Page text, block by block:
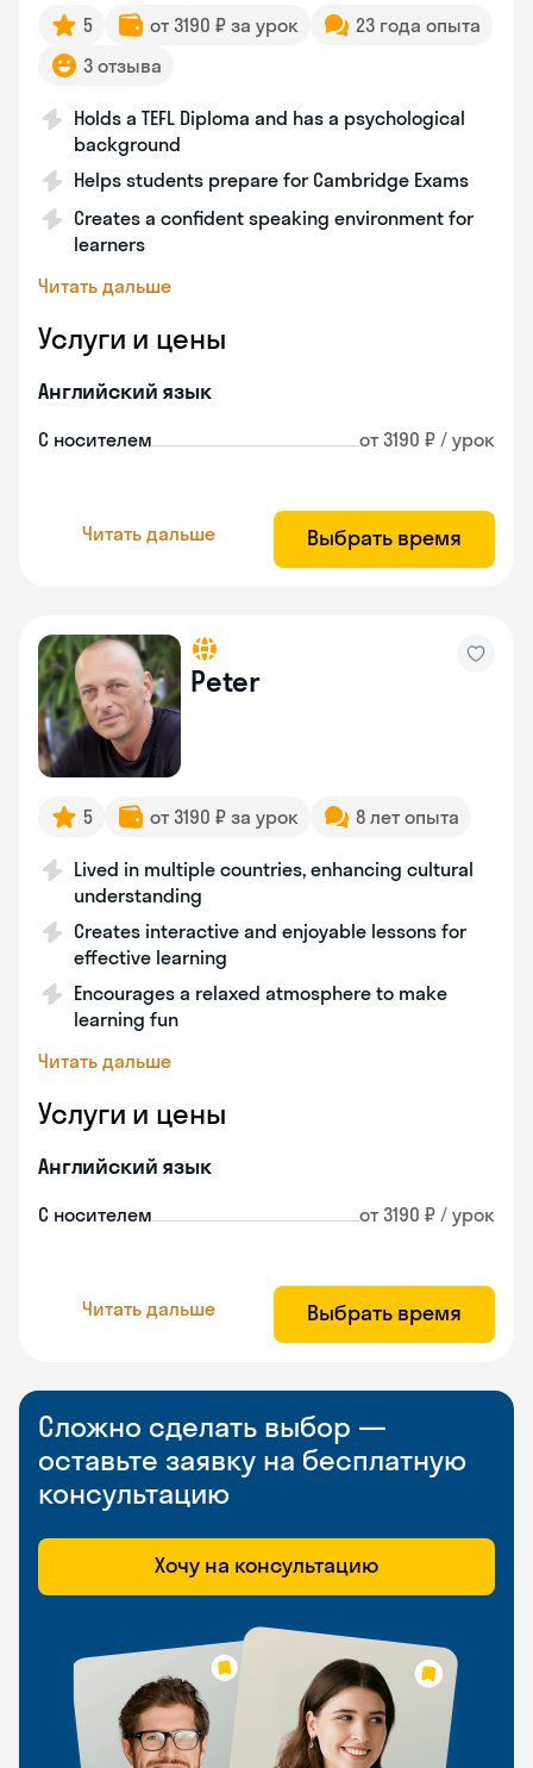
5 от 3190 ₽ за урок
23 года опыта
3 отзыва
Holds a TEFL Diploma and has a psychological
background
Helps students prepare for Cambridge Exams
Creates a confident speaking environment for
learners
Читать дальше
Услуги и цены
Английский язык
С носителем от 3190 ₽ / урок
Читать дальше Выбрать время
Peter
5 от 3190 ₽ за урок 8 лет опыта
Lived in multiple countries, enhancing cultural
understanding
Creates interactive and enjoyable lessons for
effective learning
Encourages a relaxed atmosphere to make
learning fun
Читать дальше
Услуги и цены
Английский язык
С носителем от 3190 ₽ / урок
Читать дальше Выбрать время
Сложно сделать выбор —
оставьте заявку на бесплатную
консультацию
Хочу на консультацию